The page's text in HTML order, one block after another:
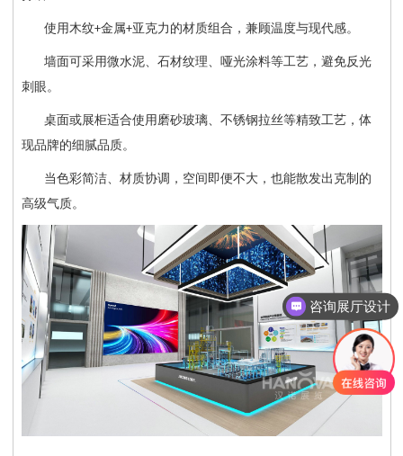
使用木纹+金属+亚克力的材质组合，兼顾温度与现代感。
墙面可采用微水泥、石材纹理、哑光涂料等工艺，避免反光
刺眼。
桌面或展柜适合使用磨砂玻璃、不锈钢拉丝等精致工艺，体
现品牌的细腻品质。
当色彩简洁、材质协调，空间即便不大，也能散发出克制的
高级气质。
咨询展厅设计